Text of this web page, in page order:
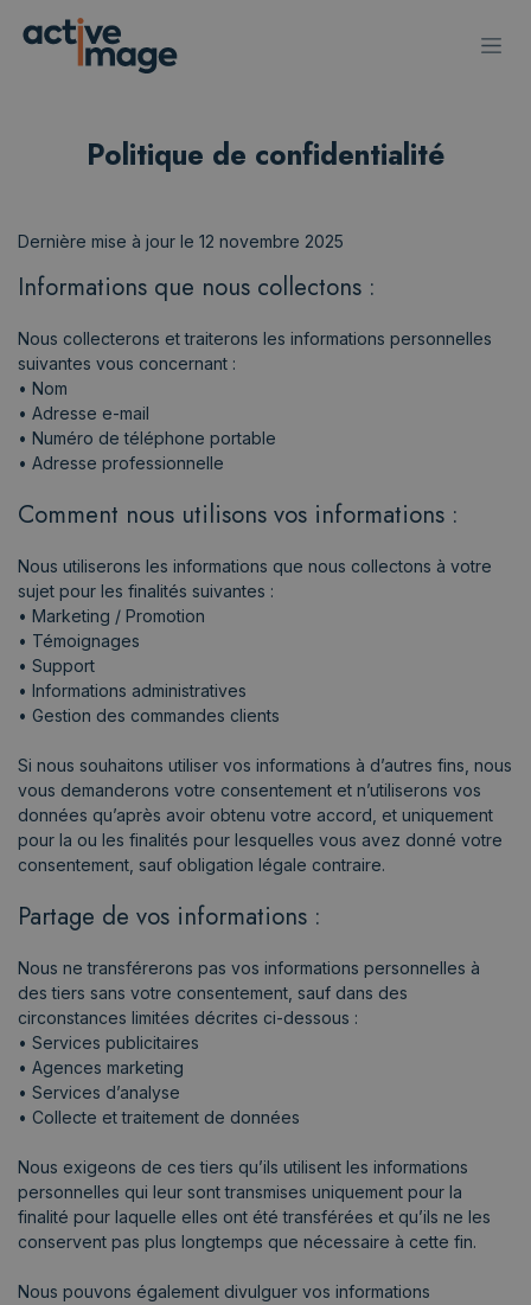
Politique de confidentialité
Dernière mise à jour le 12 novembre 2025
Informations que nous collectons :
Nous collecterons et traiterons les informations personnelles
suivantes vous concernant :
• Nom
• Adresse e-mail
• Numéro de téléphone portable
• Adresse professionnelle
Comment nous utilisons vos informations :
Nous utiliserons les informations que nous collectons à votre
sujet pour les finalités suivantes :
• Marketing / Promotion
• Témoignages
• Support
• Informations administratives
• Gestion des commandes clients
Si nous souhaitons utiliser vos informations à d’autres fins, nous
vous demanderons votre consentement et n’utiliserons vos
données qu’après avoir obtenu votre accord, et uniquement
pour la ou les finalités pour lesquelles vous avez donné votre
consentement, sauf obligation légale contraire.
Partage de vos informations :
Nous ne transférerons pas vos informations personnelles à
des tiers sans votre consentement, sauf dans des
circonstances limitées décrites ci-dessous :
• Services publicitaires
• Agences marketing
• Services d’analyse
• Collecte et traitement de données
Nous exigeons de ces tiers qu’ils utilisent les informations
personnelles qui leur sont transmises uniquement pour la
finalité pour laquelle elles ont été transférées et qu’ils ne les
conservent pas plus longtemps que nécessaire à cette fin.
Nous pouvons également divulguer vos informations